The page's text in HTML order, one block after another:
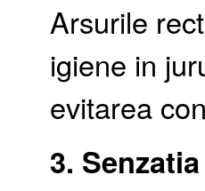
Arsurile
igiene in
evitarea
3.